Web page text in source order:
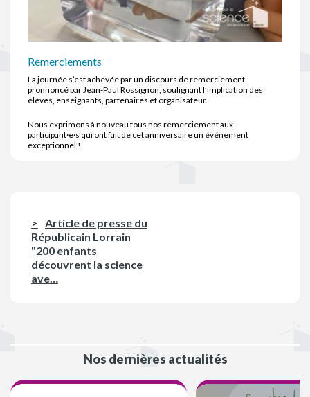
Remerciements
La journée s’est achevée par un discours de remerciement
pronnoncé par Jean-Paul Rossignon, soulignant l’implication des
élèves, enseignants, partenaires et organisateur.
Nous exprimons à nouveau tous nos remerciement aux
participant·e·s qui ont fait de cet anniversaire un événement
exceptionnel !
Article de presse du
Républicain Lorrain
"200 enfants
découvrent la science
ave…
Nos dernières actualités